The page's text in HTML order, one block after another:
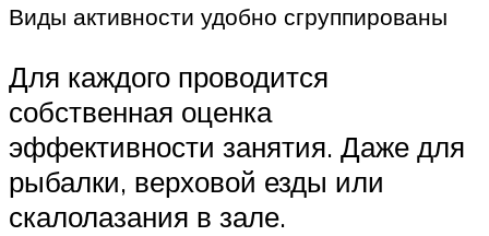
Виды активности удобно сгруппированы
Для каждого проводится
собственная оценка
эффективности занятия. Даже для
рыбалки, верховой езды или
скалолазания в зале.